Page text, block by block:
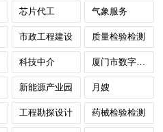
芯片代工 气象服务
市政工程建设 质量检验检测
科技中介
新能源产业园 月嫂
工程勘探设计 药械检验检测